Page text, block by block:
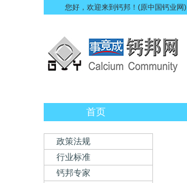
您好，欢迎来到钙邦！(原中国钙业网)
首页
政策法规
行业标准
钙邦专家